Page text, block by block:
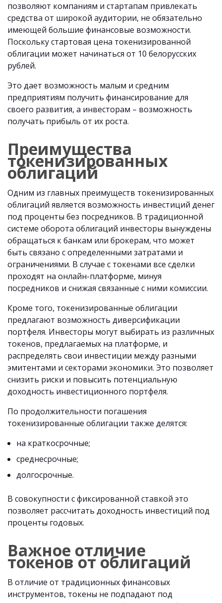
позволяют компаниям и стартапам привлекать
средства от широкой аудитории, не обязательно
имеющей большие финансовые возможности.
Поскольку стартовая цена токенизированной
облигации может начинаться от 10 белорусских
рублей.
Это дает возможность малым и средним
предприятиям получить финансирование для
своего развития, а инвесторам – возможность
получать прибыль от их роста.
Преимущества
токенизированных
облигаций
Одним из главных преимуществ токенизированных
облигаций является возможность инвестиций денег
под проценты без посредников. В традиционной
системе оборота облигаций инвесторы вынуждены
обращаться к банкам или брокерам, что может
быть связано с определенными затратами и
ограничениями. В случае с токенами все сделки
проходят на онлайн-платформе, минуя
посредников и снижая связанные с ними комиссии.
Кроме того, токенизированные облигации
предлагают возможность диверсификации
портфеля. Инвесторы могут выбирать из различных
токенов, предлагаемых на платформе, и
распределять свои инвестиции между разными
эмитентами и секторами экономики. Это позволяет
снизить риски и повысить потенциальную
доходность инвестиционного портфеля.
По продолжительности погашения
токенизированные облигации также делятся:
на краткосрочные;
среднесрочные;
долгосрочные.
В совокупности с фиксированной ставкой это
позволяет рассчитать доходность инвестиций под
проценты годовых.
Важное отличие
токенов от облигаций
В отличие от традиционных финансовых
инструментов, токены не подпадают под